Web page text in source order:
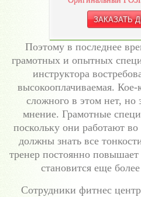
Поэтому в последнее
грамотных и опытных
инструктора
высокооплачиваемая. Кое-
сложного в этом нет, но
мнение. Грамотные
поскольку они работают
должны знать все
тренер постоянно
становится еще
Сотрудники фитнес